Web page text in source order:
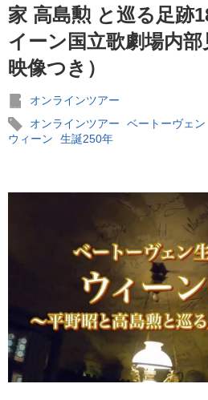
家 高島勲 と巡る足跡
イーン国立歌劇場内
映像つき）
オンラインツアー
オンラインツアー
ベートーヴェン
ウィーン
生誕250年
2025年07月18日
今こそ、イタリアへ・・・ 芸術と
ベートヴェン「第九」初演から200
ア・コンサートが日本限定で公開決
2024年10月08日
世界のライジングスターに映画
より、METライブビューイング